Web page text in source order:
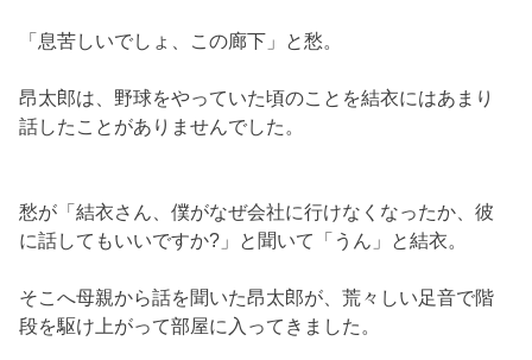
「息苦しいでしょ、この廊下」と愁。
昂太郎は、野球をやっていた頃のことを結衣にはあまり
話したことがありませんでした。
愁が「結衣さん、僕がなぜ会社に行けなくなったか、彼
に話してもいいですか?」と聞いて「うん」と結衣。
そこへ母親から話を聞いた昂太郎が、荒々しい足音で階
段を駆け上がって部屋に入ってきました。